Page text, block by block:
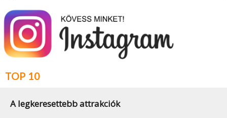
TOP 10
A legkeresettebb attrakciók